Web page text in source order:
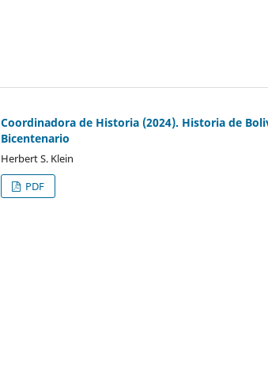
Coordinadora de Historia (2024). Historia de
Bicentenario
Herbert S. Klein
PDF